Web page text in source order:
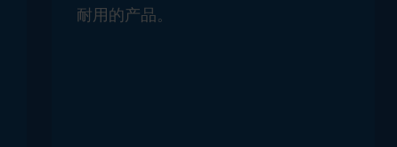
耐用的产品。